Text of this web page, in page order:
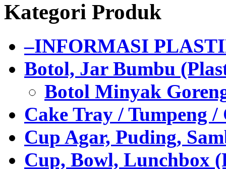
Kategori Produk
–INFORMASI
Botol, Jar Bumbu
Botol Minyak
Cake Tray / Tumpeng /
Cup Agar, Puding,
Cup, Bowl, Lunchbox